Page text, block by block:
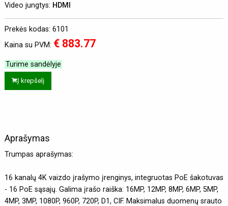
Video jungtys: HDMI
Prekės kodas: 6101
Kaina su PVM: € 883.77
Turime sandėlyje
Į krepšelį
Aprašymas
Trumpas aprašymas:
16 kanalų 4K vaizdo įrašymo įrenginys, integruotas PoE šakotuvas
- 16 PoE sąsajų. Galima įrašo raiška: 16MP, 12MP, 8MP, 6MP, 5MP,
4MP, 3MP, 1080P, 960P, 720P, D1, CIF. Maksimalus duomenų srauto